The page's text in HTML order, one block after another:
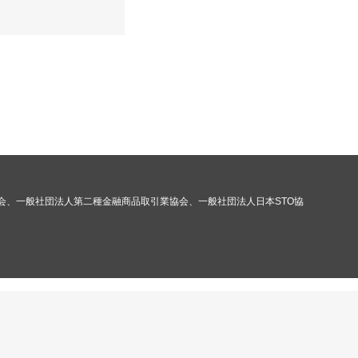
一般社団法人第二種金融商品取引業協会、一般社団法人日本STO協